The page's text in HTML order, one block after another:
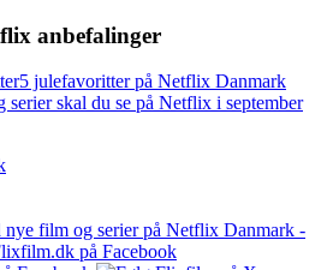
anbefalinger
5 julefavoritter på Netflix Danmark
serier skal du se på Netflix i september
nye film og serier på Netflix Danmark -
på Facebook